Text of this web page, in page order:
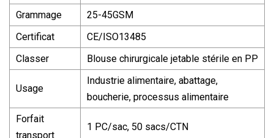
Grammage
25-45GSM
Certificat
CE/ISO13485
Classer
Blouse chirurgicale jetable stérile en PP
Usage
Industrie alimentaire, abattage,
boucherie, processus alimentaire
Forfait
transport
1 PC/sac, 50 sacs/CTN